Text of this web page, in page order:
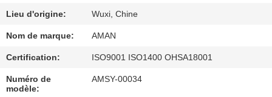
À
PROPOS
DE
Lieu d'origine: Wuxi, Chine
Nom de marque: AMAN
Certification: ISO9001 ISO1400 OHSA18001
Numéro de
modèle:
AMSY-00034